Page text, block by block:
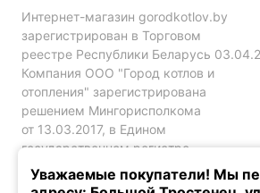
Интернет-магазин gorodkotlov.by
зарегистрирован в Торговом
реестре Республики Беларусь
Компания ООО "Город котлов и
отопления" зарегистрирована
решением Мингорисполкома
от 13.03.2017, в Едином
государственном регистре
юр. лиц и индивидуальных
предпринимателей за №192786120.
Уважаемые покупатели! Мы